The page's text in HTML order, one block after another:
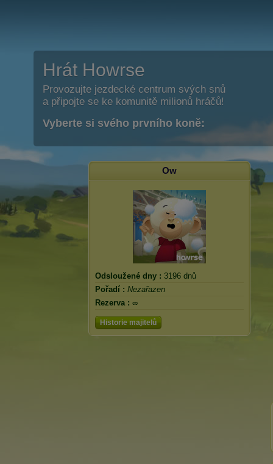
Hrát Howrse
Provozujte jezdecké centrum svých snů
a připojte se ke komunitě milionů hráčů!
Vyberte si svého prvního koně:
Ow
Odsloužené dny : 3196 dnů
Pořadí : Nezařazen
Rezerva : ∞
Historie majitelů